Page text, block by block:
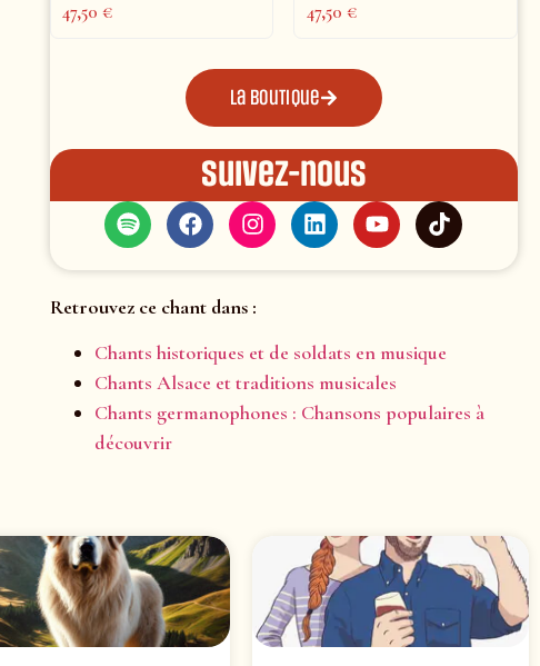
47,50€ 47,50€
La boutique
Suivez-nous
Retrouvez ce chant dans :
Chants historiques et de soldats en musique
Chants Alsace et traditions musicales
Chants germanophones : Chansons populaires à
découvrir